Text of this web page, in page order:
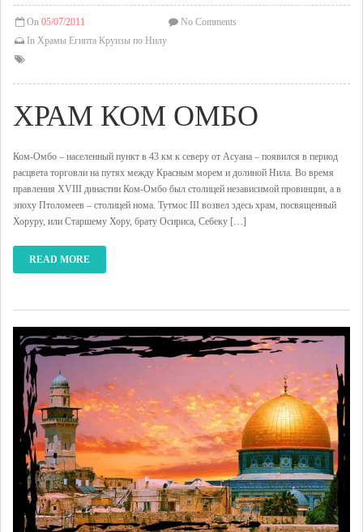
On 05/07/2011
In Храмы Египта Круизы по Нилу
No Comments
ХРАМ КОМ ОМБО
Ком-Омбо – населенный пункт в 43 км к северу от Асуана – появился в период
расцвета торговли на путях между Красным морем и долиной Нила. Во время
правления XVIII династии Ком-Омбо был столицей независимой провинции, а в
эпоху Птоломеев – столицей нома. Тутмос III возвел здесь храм, посвященный
Хоруру, или Старшему Хору, брату Осириса, Себеку […]
READ MORE